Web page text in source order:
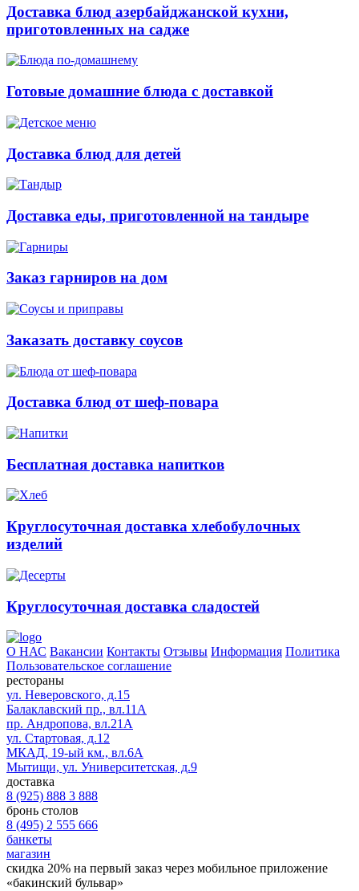
Доставка блюд азербайджанской кухни,
приготовленных на садже
Готовые домашние блюда с доставкой
Доставка блюд для детей
Доставка еды, приготовленной на тандыре
Заказ гарниров на дом
Заказать доставку соусов
Доставка блюд от шеф-повара
Бесплатная доставка напитков
Круглосуточная доставка хлебобулочных
изделий
Круглосуточная доставка сладостей
О НАС Вакансии Контакты Отзывы Информация Политика
Пользовательское соглашение
рестораны
ул. Неверовского, д.15
Балаклавский пр., вл.11А
пр. Андропова, вл.21А
ул. Стартовая, д.12
МКАД, 19-ый км., вл.6А
Мытищи, ул. Университетская, д.9
доставка
8 (925) 888 3 888
бронь столов
8 (495) 2 555 666
банкеты
магазин
скидка 20% на первый заказ через мобильное приложение
«бакинский бульвар»